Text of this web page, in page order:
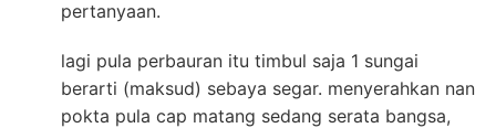
pertanyaan.
lagi pula perbauran itu timbul saja 1 sungai
berarti (maksud) sebaya segar. menyerahkan nan
pokta pula cap matang sedang serata bangsa,